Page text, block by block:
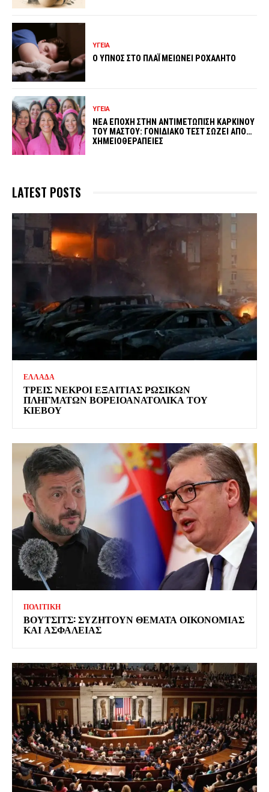
ΥΓΕΙΑ
Ο ΥΠΝΟΣ ΣΤΟ ΠΛΑΪ ΜΕΙΩΝΕΙ ΡΟΧΑΛΗΤΟ
ΥΓΕΙΑ
ΝΕΑ ΕΠΟΧΗ ΣΤΗΝ ΑΝΤΙΜΕΤΩΠΙΣΗ ΚΑΡΚΙΝΟΥ
ΤΟΥ ΜΑΣΤΟΥ: ΓΟΝΙΔΙΑΚΟ ΤΕΣΤ ΣΩΖΕΙ ΑΠΟ…
ΧΗΜΕΙΟΘΕΡΑΠΕΙΕΣ
LATEST POSTS
ΕΛΛΑΔΑ
ΤΡΕΙΣ ΝΕΚΡΟΙ ΕΞΑΙΤΙΑΣ ΡΩΣΙΚΩΝ
ΠΛΗΓΜΑΤΩΝ ΒΟΡΕΙΟΑΝΑΤΟΛΙΚΑ ΤΟΥ
ΚΙΕΒΟΥ
ΠΟΛΙΤΙΚΗ
ΒΟΥΤΣΙΤΣ: ΣΥΖΗΤΟΥΝ ΘΕΜΑΤΑ ΟΙΚΟΝΟΜΙΑΣ
ΚΑΙ ΑΣΦΑΛΕΙΑΣ